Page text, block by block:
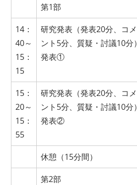
第1部
14：
40～
15：
15
研究発表（発表20分、コメ
ント5分、質疑・討議10分）
発表①
15：
20～
15：
55
研究発表（発表20分、コメ
ント5分、質疑・討議10分）
発表②
休憩（15分間）
第2部